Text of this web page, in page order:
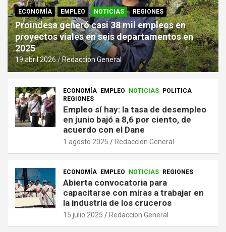
ECONOMÍA EMPLEO NOTICIAS REGIONES
Proindesa generó casi 38 mil empleos en
proyectos viales en seis departamentos en
2025
19 abril 2026 Redaccion General
ECONOMÍA EMPLEO NOTICIAS
POLITICA
REGIONES
Empleo sí hay: la tasa de desempleo
en junio bajó a 8,6 por ciento, de
acuerdo con el Dane
1 agosto 2025 Redaccion General
ECONOMÍA EMPLEO NOTICIAS REGIONES
Abierta convocatoria para
capacitarse con miras a trabajar en
la industria de los cruceros
15 julio 2025 Redaccion General